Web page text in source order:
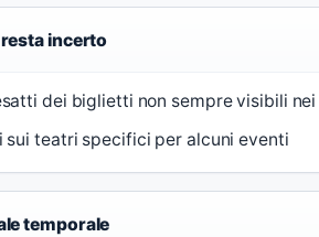
incerto
dei biglietti non sempre visibili
sui teatri specifici per alcuni eventi
temporale